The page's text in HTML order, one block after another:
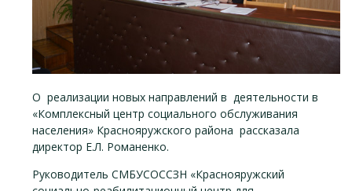
О реализации новых направлений в деятельности в
«Комплексный центр социального обслуживания
населения» Краснояружского района рассказала
директор Е.Л. Романенко.
Руководитель СМБУСОССЗН «Краснояружский